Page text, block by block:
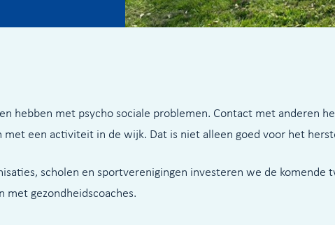
hebben met psycho sociale problemen. Contact met anderen
een activiteit in de wijk. Dat is niet alleen goed voor het
scholen en sportverenigingen investeren we de komende
gezondheidscoaches.